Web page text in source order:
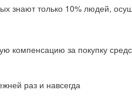
знают только 10% людей,
компенсацию за покупку
раз и навсегда